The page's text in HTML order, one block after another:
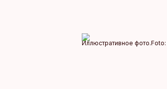
Иллюстративное фото.Foto: